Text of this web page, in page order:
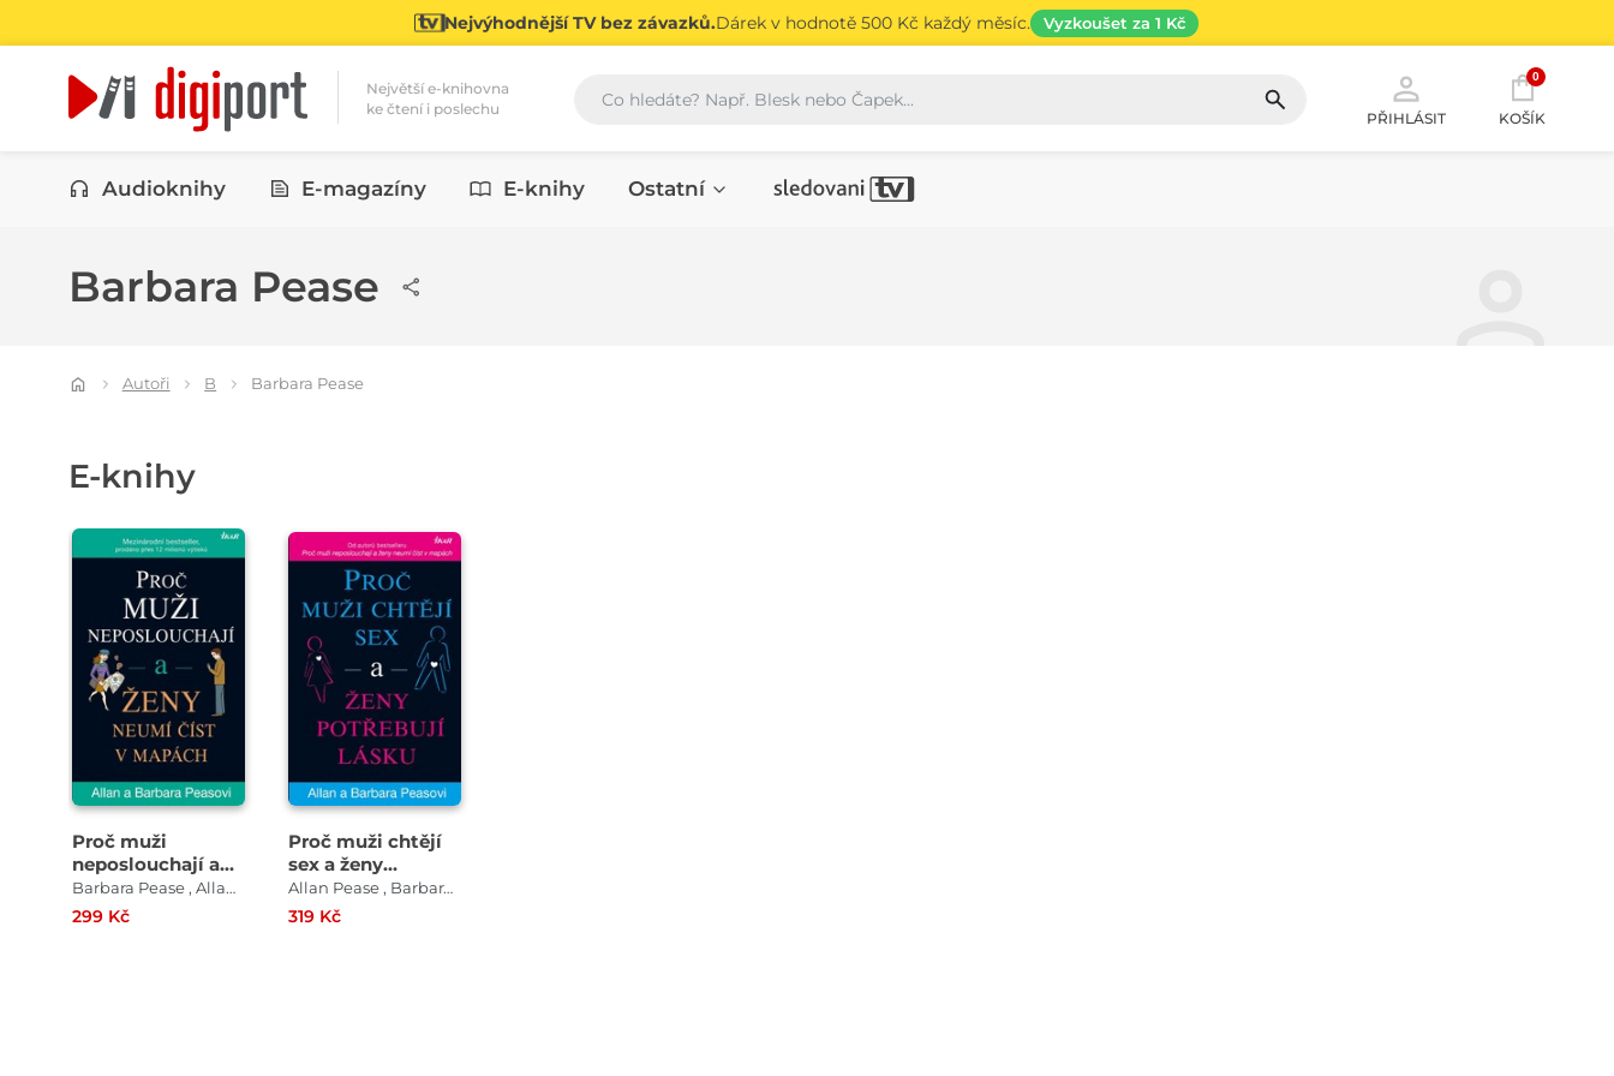
Nejvýhodnější TV bez závazků.Dárek v hodnotě 500 Kč každý měsíc. Vyzkoušet za 1 Kč
Největší e-knihovna
ke čtení i poslechu
Vyhledávání
PŘIHLÁSIT
0
KOŠÍK
Kategorie
Audioknihy E-magazíny E-knihy Ostatní
Barbara Pease
Autoři B Barbara Pease
E-knihy
Proč muži
neposlouchají a
ženy neumí číst v
mapách
Barbara Pease , Allan Pease
299 Kč
Proč muži chtějí
sex a ženy
potřebují lásku
Allan Pease , Barbara Pease
319 Kč